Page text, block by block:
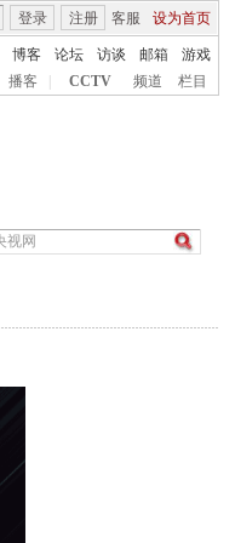
客服 设为首页
登录 注册
博客 论坛 访谈 邮箱
游戏
播客 CCTV 频道 栏目